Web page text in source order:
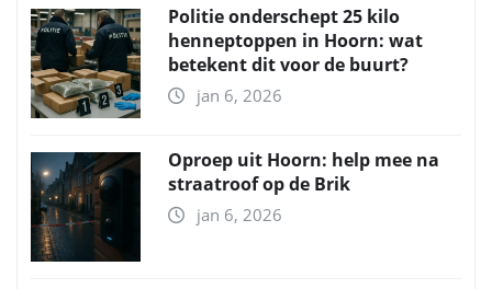
Politie onderschept 25 kilo
henneptoppen in Hoorn: wat
betekent dit voor de buurt?
jan 6, 2026
Oproep uit Hoorn: help mee na
straatroof op de Brik
jan 6, 2026